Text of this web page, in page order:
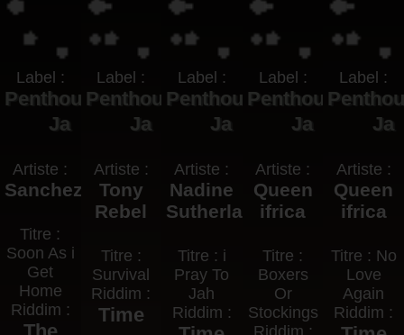
Label :
Penthouse
Ja
Artiste :
Sanchez
Titre :
Soon As i
Get
Home
Riddim :
Label :
Penthouse
Ja
Artiste :
Tony
Rebel
Titre :
Survival
Riddim :
Time
Label :
Penthouse
Ja
Artiste :
Nadine
Sutherland
Titre : i
Pray To
Jah
Riddim :
Label :
Penthouse
Ja
Artiste :
Queen
ifrica
Titre :
Boxers
Or
Stockings
Riddim :
Label :
Ja
Artiste :
Queen
ifrica
Titre : No
Love
Again
Riddim :